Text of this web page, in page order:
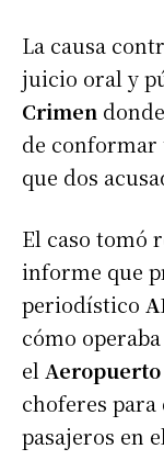
La causa
juicio oral y
Crimen
de conformar
que dos
El caso tomó
informe que
periodístico
cómo
el
choferes para
pasajeros en